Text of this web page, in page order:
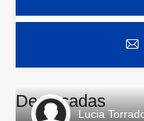
Destacadas
Lucia